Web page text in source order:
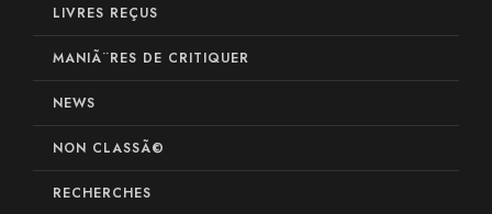
LIVRES REÇUS
MANIÃ¨RES DE CRITIQUER
NEWS
NON CLASSÃ©
RECHERCHES